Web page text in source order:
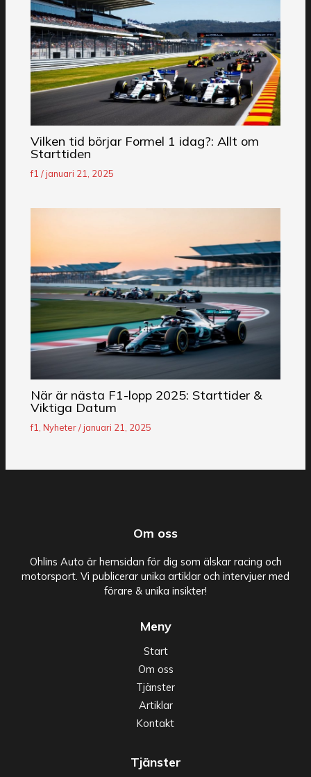
Vilken tid börjar Formel 1 idag?: Allt om
Starttiden
f1 / januari 21, 2025
När är nästa F1-lopp 2025: Starttider &
Viktiga Datum
f1, Nyheter/ januari 21, 2025
Om oss
Ohlins Auto är hemsidan för dig som älskar racing och
motorsport. Vi publicerar unika artiklar och intervjuer med
förare & unika insikter!
Meny
Start
Om oss
Tjänster
Artiklar
Kontakt
Tjänster